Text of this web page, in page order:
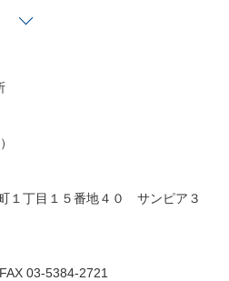
１丁目１５番地４０ サンピア３
03-5384-2721